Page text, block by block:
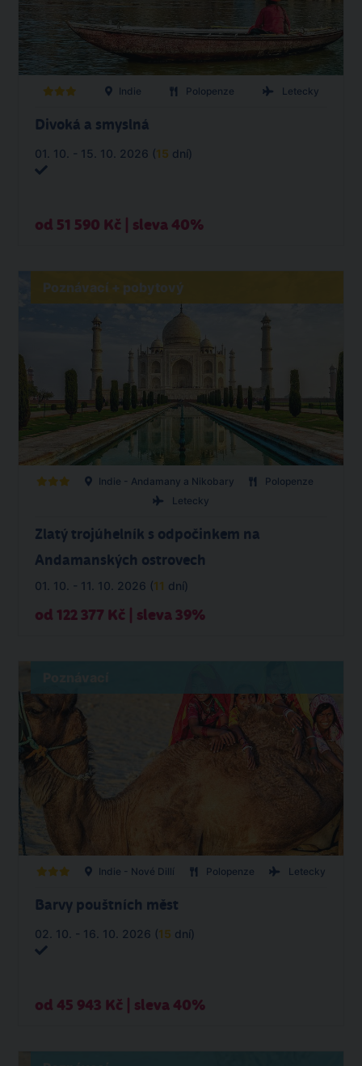
Indie Polopenze Letecky
Divoká a smyslná
01. 10. - 15. 10. 2026 (15 dní)
od 51 590 Kč | sleva 40%
Poznávací + pobytový
Indie - Andamany a Nikobary
Polopenze
Letecky
Zlatý trojúhelník s odpočinkem na
Andamanských ostrovech
01. 10. - 11. 10. 2026 (11 dní)
od 122 377 Kč | sleva 39%
Indie - Nové Dillí Polopenze Letecky
Barvy pouštních měst
02. 10. - 16. 10. 2026 (15 dní)
od 45 943 Kč | sleva 40%